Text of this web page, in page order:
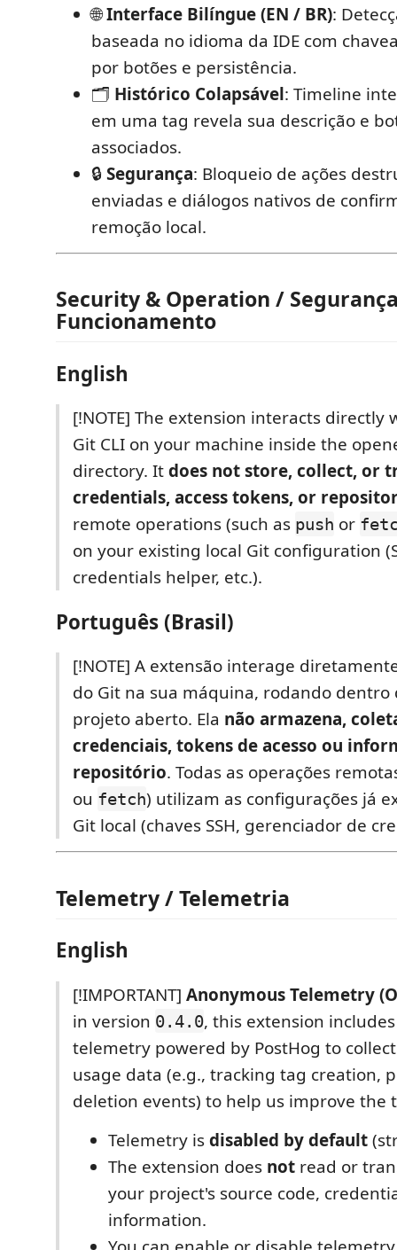
🌐Interface Bilíngue (EN / BR):
baseada no idioma da IDE com
por botões e persistência.
🗂️ Histórico Colapsável: Timeline
em uma tag revela sua descrição e
associados.
🔒Segurança: Bloqueio de ações
enviadas e diálogos nativos de
remoção local.
Security & Operation /
Funcionamento
English
[!NOTE] The extension interacts directly
Git CLI on your machine inside the
directory. Itdoes not store, collect, or
credentials, access tokens, or
remote operations (such as push or
on your existing local Git configuration
credentials helper, etc.).
Português (Brasil)
[!NOTE] A extensão interage
do Git na sua máquina, rodando dentro
projeto aberto. Ela não armazena,
credenciais, tokens de acesso ou
repositório. Todas as operações
ou fetch) utilizam as configurações já
Git local (chaves SSH, gerenciador de
Telemetry / Telemetria
English
[!IMPORTANT] Anonymous Telemetry
in version 0.4.0, this extension
telemetry powered by PostHog to
usage data (e.g., tracking tag creation,
deletion events) to help us improve the
Telemetry isdisabled by default
The extension does not read or
your project's source code,
information.